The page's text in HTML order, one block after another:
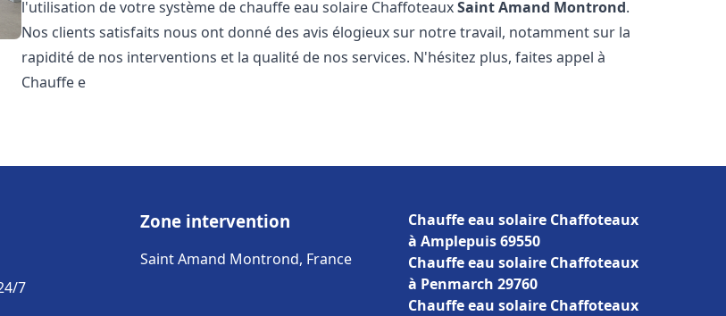
l'utilisation de votre système de chauffe eau solaire ChaffoteauxSaint Amand Montrond.
Nos clients satisfaits nous ont donné des avis élogieux sur notre travail, notamment sur la
rapidité de nos interventions et la qualité de nos services. N'hésitez plus, faites appel à
Chauffe e
7
Zone intervention
Saint Amand Montrond, France
Chauffe eau solaire Chaffoteaux
à Amplepuis 69550
Chauffe eau solaire Chaffoteaux
à Penmarch 29760
Chauffe eau solaire Chaffoteaux